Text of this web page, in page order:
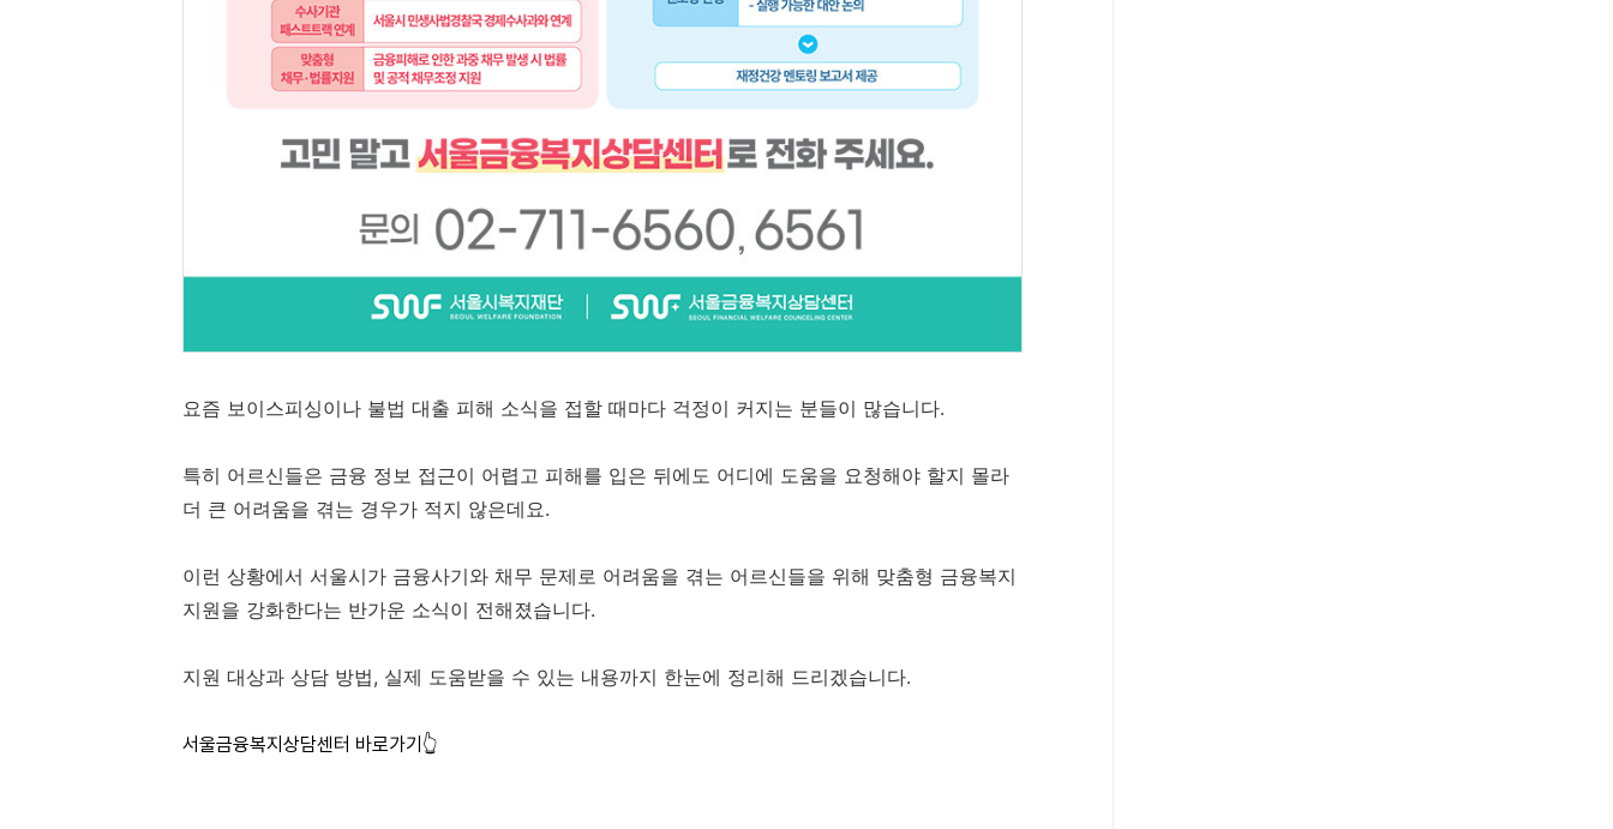
요즘 보이스피싱이나 불법 대출 피해 소식을 접할 때마다 걱정이 커지는 분들이 많습니다.
특히 어르신들은 금융 정보 접근이 어렵고 피해를 입은 뒤에도 어디에 도움을 요청해야 할지 몰라
더 큰 어려움을 겪는 경우가 적지 않은데요.
이런 상황에서 서울시가 금융사기와 채무 문제로 어려움을 겪는 어르신들을 위해 맞춤형 금융복지
지원을 강화한다는 반가운 소식이 전해졌습니다.
지원 대상과 상담 방법, 실제 도움받을 수 있는 내용까지 한눈에 정리해 드리겠습니다.
서울금융복지상담센터 바로가기👆